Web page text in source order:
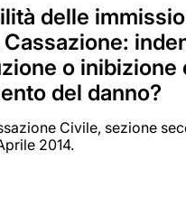
delle
o inibizione
del danno?
Civile, sezione
2014.